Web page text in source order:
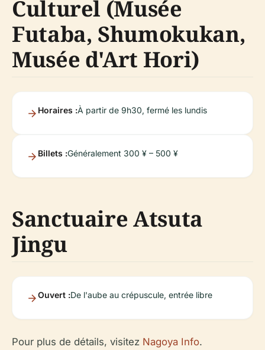
Culturel (Musée
Futaba, Shumokukan,
Musée d'Art Hori)
Horaires :À partir de 9h30, fermé les lundis
Billets :Généralement 300 ¥ – 500 ¥
Sanctuaire Atsuta
Jingu
Ouvert :De l'aube au crépuscule, entrée libre
Pour plus de détails, visitez Nagoya Info.